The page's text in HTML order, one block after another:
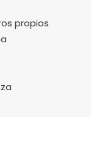
propios